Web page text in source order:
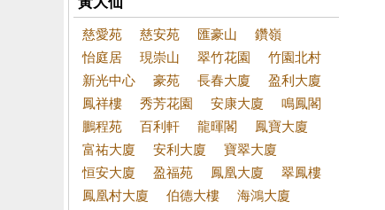
慈愛苑 慈安苑 匯豪山
鑽嶺
怡庭居
現崇山 翠竹花園
竹園北村
新光中心
豪苑 長春大廈
盈利大廈
鳳祥樓
秀芳花園 安康大廈
鳴鳳閣
鵬程苑
百利軒 龍暉閣
鳳寶大廈
富祐大廈
安利大廈
寶翠大廈
恒安大廈
盈福苑 鳳凰大廈
翠鳳樓
鳳凰村大廈
伯德大樓
海鴻大廈